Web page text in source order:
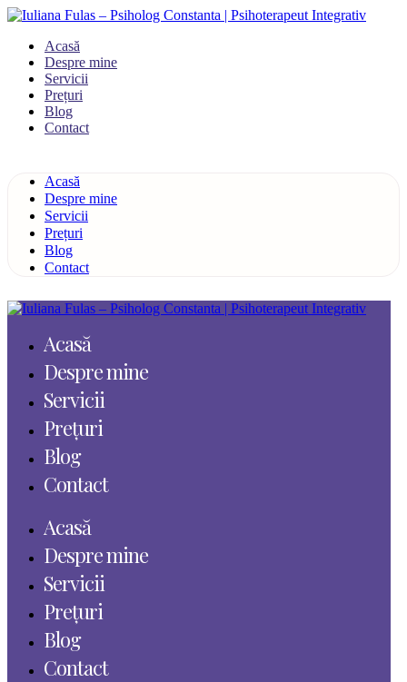
Acasă
Despre mine
Servicii
Prețuri
Blog
Contact
Acasă
Despre mine
Servicii
Prețuri
Blog
Contact
Acasă
Despre mine
Servicii
Prețuri
Blog
Contact
Acasă
Despre mine
Servicii
Prețuri
Blog
Contact